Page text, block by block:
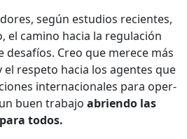
según estu­dios recientes,
el camino hacia la reg­u­lación
desafíos. Creo que merece más
el respeto hacia los agentes que
inter­na­cionales para oper­
buen tra­ba­jo abrien­do las
todos.